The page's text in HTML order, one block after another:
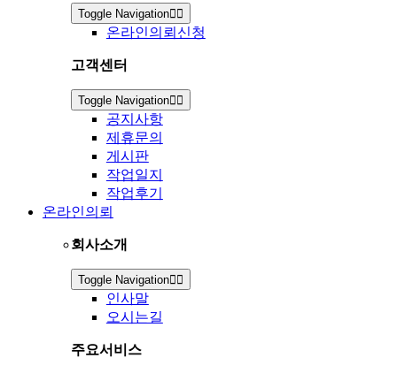
Toggle Navigation
온라인의뢰신청
고객센터
Toggle Navigation
공지사항
제휴문의
게시판
작업일지
작업후기
온라인의뢰
회사소개
Toggle Navigation
인사말
오시는길
주요서비스